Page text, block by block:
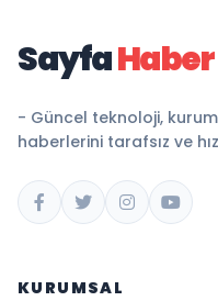
SayfaHaber
- Güncel teknoloji,
haberlerini tarafsız ve
KURUMSAL